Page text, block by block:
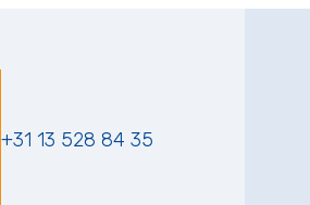
+31 13 528 84 35